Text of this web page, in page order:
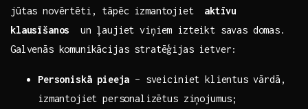
jūtas novērtēti, tāpēc izmantojiet ⁢ aktīvu
klausīšanos ‍ un ļaujiet viņiem izteikt savas domas.
Galvenās komunikācijas stratēģijas ietver:
Personiskā pieeja – sveiciniet klientus⁤ vārdā,
izmantojiet personalizētus ziņojumus;